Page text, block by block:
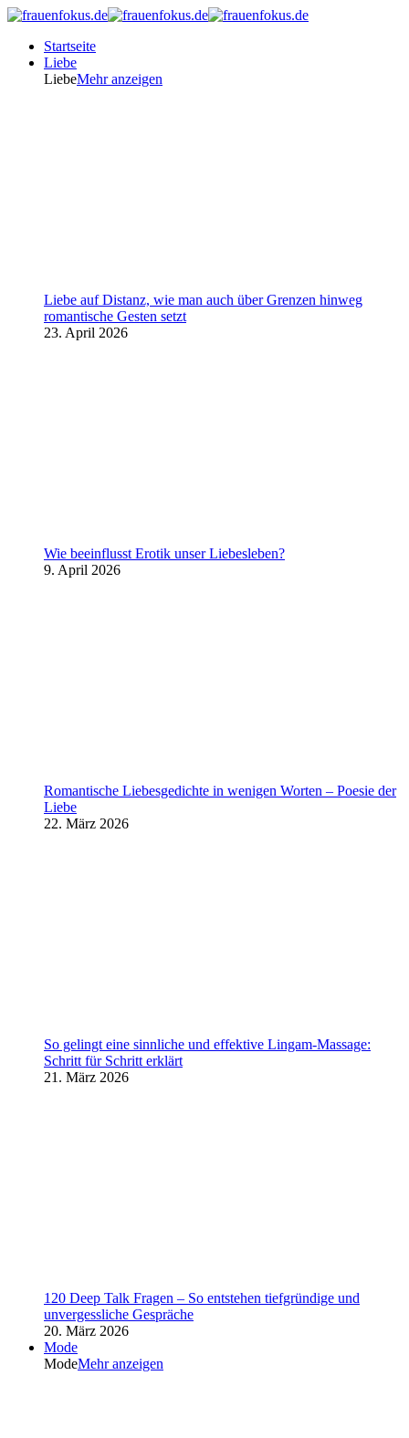
Startseite
Liebe
LiebeMehr anzeigen
Liebe auf Distanz, wie man auch über Grenzen hinweg
romantische Gesten setzt
23. April 2026
Wie beeinflusst Erotik unser Liebesleben?
9. April 2026
Romantische Liebesgedichte in wenigen Worten – Poesie der
Liebe
22. März 2026
So gelingt eine sinnliche und effektive Lingam-Massage:
Schritt für Schritt erklärt
21. März 2026
120 Deep Talk Fragen – So entstehen tiefgründige und
unvergessliche Gespräche
20. März 2026
Mode
ModeMehr anzeigen